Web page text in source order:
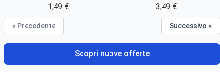
1,49 €
3,49 €
« Precedente Successivo »
Scopri nuove offerte